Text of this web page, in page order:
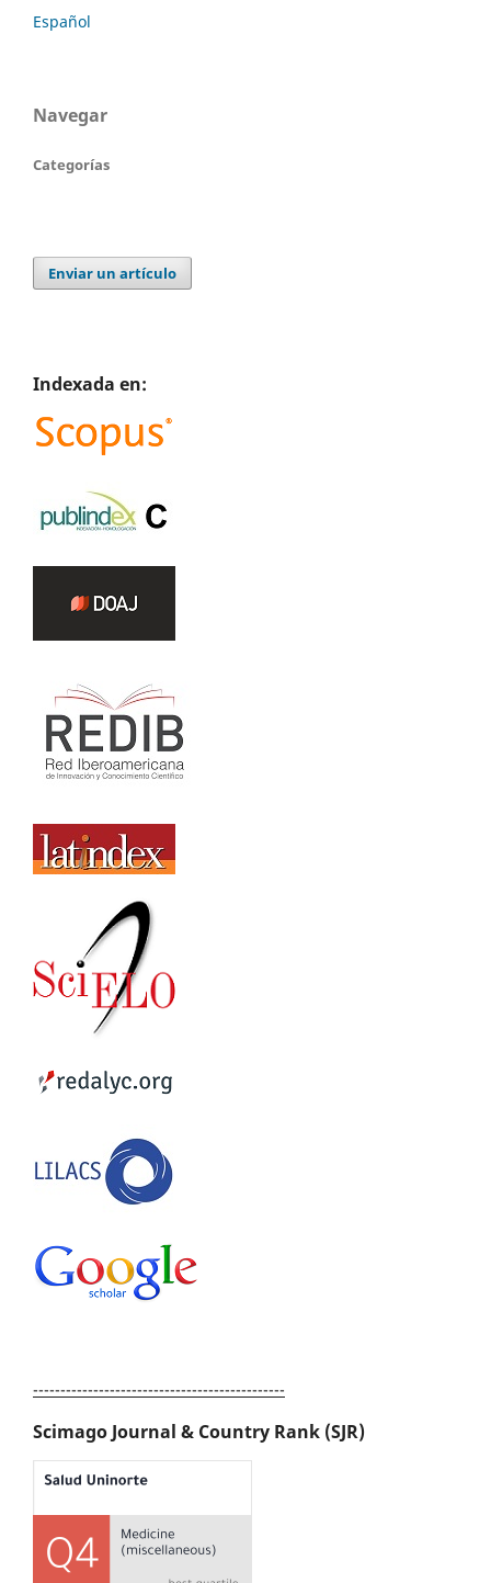
Español
Navegar
Categorías
Enviar un artículo
Indexada en:
----------------------------------------------
Scimago Journal & Country Rank (SJR)